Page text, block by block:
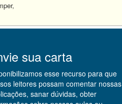
sua carta
esse recurso para que
leitores possam comentar nossas
sanar dúvidas, obter